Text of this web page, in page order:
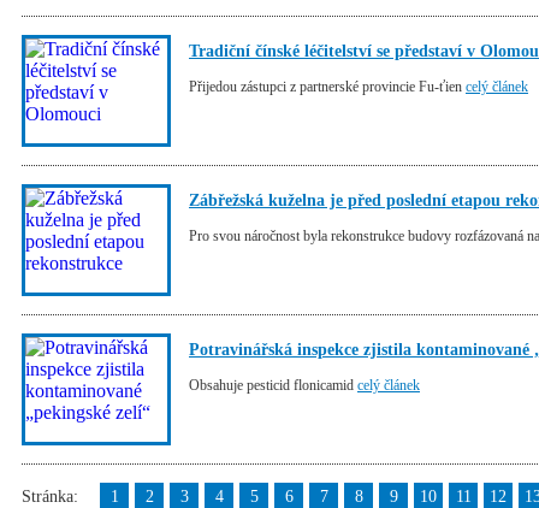
Tradiční čínské léčitelství se představí v
Přijedou zástupci z partnerské provincie Fu-ťien celý článek
Zábřežská kuželna je před poslední etapou
Pro svou náročnost byla rekonstrukce budovy rozfázovaná
Potravinářská inspekce zjistila kontaminované
Obsahuje pesticid flonicamid celý článek
Stránka: 1 2 3 4 5 6 7 8 9 10 11 12